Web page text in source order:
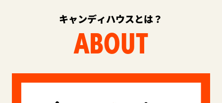
キャンディハウスとは？
ABOUT